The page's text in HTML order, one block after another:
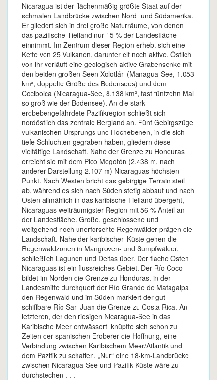
Nicaragua ist der flächenmäßig größte Staat auf der
schmalen Landbrücke zwischen Nord- und Südamerika.
Er gliedert sich in drei große Naturräume, von denen
das pazifische Tiefland nur 15 % der Landesfläche
einnimmt. Im Zentrum dieser Region erhebt sich eine
Kette von 25 Vulkanen, darunter elf noch aktive. Östlich
von ihr verläuft eine geologisch aktive Grabensenke mit
den beiden großen Seen Xolotlán (Managua-See, 1.053
km², doppelte Größe des Bodensees) und dem
Cocibolca (Nicaragua-See, 8.138 km², fast fünfzehn Mal
so groß wie der Bodensee). An die stark
erdbebengefährdete Pazifikregion schließt sich
nordöstlich das zentrale Bergland an. Fünf Gebirgszüge
vulkanischen Ursprungs und Hochebenen, in die sich
tiefe Schluchten gegraben haben, gliedern diese
vielfältige Landschaft. Nahe der Grenze zu Honduras
erreicht sie mit dem Pico Mogotón (2.438 m, nach
anderer Darstellung 2.107 m) Nicaraguas höchsten
Punkt. Nach Westen bricht das gebirgige Terrain steil
ab, während es sich nach Süden stetig abbaut und nach
Osten allmählich in das karibische Tiefland übergeht,
Nicaraguas weiträumigster Region mit 56 % Anteil an
der Landesfläche. Große, geschlossene und
weitgehend noch unerforschte Regenwälder prägen die
Landschaft. Nahe der karibischen Küste gehen die
Regenwaldzonen in Mangroven- und Sumpfwälder,
schließlich Lagunen und Deltas über. Der flache Osten
Nicaraguas ist ein flussreiches Gebiet. Der Río Coco
bildet im Norden die Grenze zu Honduras, in der
Landesmitte durchquert der Río Grande de Matagalpa
den Regenwald und im Süden markiert der gut
schiffbare Río San Juan die Grenze zu Costa Rica. An
letzteren, der den riesigen Nicaragua-See in das
Karibische Meer entwässert, knüpfte sich schon zu
Zeiten der spanischen Eroberer die Hoffnung, eine
Verbindung zwischen Karibischem Meer/Atlantik und
dem Pazifik zu schaffen. „Nur“ eine 18-km-Landbrücke
zwischen Nicaragua-See und Pazifik-Küste wäre zu
durchstechen . . .